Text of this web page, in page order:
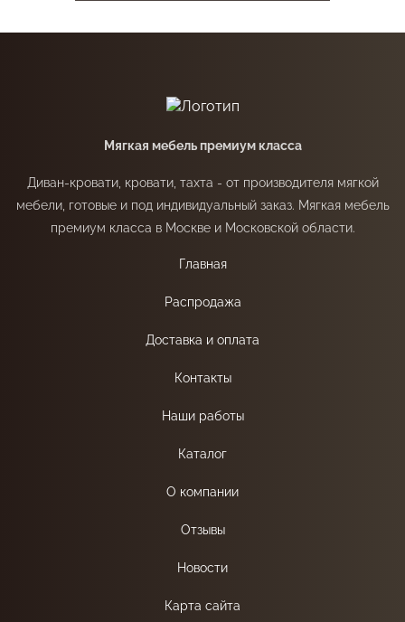
Мягкая мебель премиум класса
Диван-кровати, кровати, тахта - от производителя мягкой
мебели, готовые и под индивидуальный заказ. Мягкая мебель
премиум класса в Москве и Московской области.
Главная
Распродажа
Доставка и оплата
Контакты
Наши работы
Каталог
О компании
Отзывы
Новости
Карта сайта